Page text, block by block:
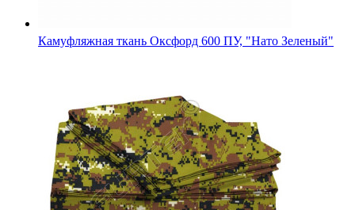
Ткань камуфляж Оксфорд 600 ПУ, Цифра Зеленая